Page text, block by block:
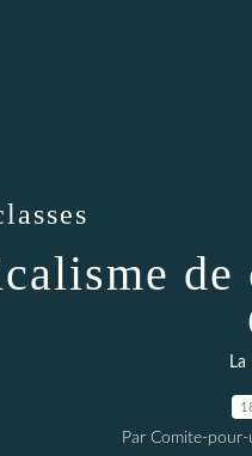
de
La
Par Comite-